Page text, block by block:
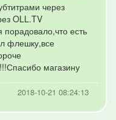
через
OLL.TV
есть
флешку,все
магазину
2018-10-21 08:24:13